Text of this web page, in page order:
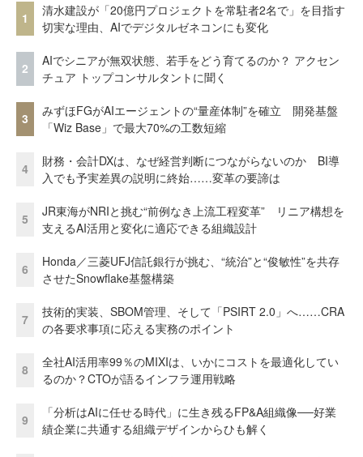
1
清水建設が「20億円プロジェクトを常駐者2名で」を目指す
切実な理由、AIでデジタルゼネコンにも変化
2
AIでシニアが無双状態、若手をどう育てるのか？ アクセン
チュア トップコンサルタントに聞く
3
みずほFGがAIエージェントの“量産体制”を確立 開発基盤
「Wiz Base」で最大70%の工数短縮
4
財務・会計DXは、なぜ経営判断につながらないのか BI導
入でも予実差異の説明に終始……変革の要諦は
5
JR東海がNRIと挑む“前例なき上流工程変革” リニア構想を
支えるAI活用と変化に適応できる組織設計
6
Honda／三菱UFJ信託銀行が挑む、“統治”と“俊敏性”を共存
させたSnowflake基盤構築
7
技術的実装、SBOM管理、そして「PSIRT 2.0」へ……CRA
の各要求事項に応える実務のポイント
8
全社AI活用率99％のMIXIは、いかにコストを最適化してい
るのか？CTOが語るインフラ運用戦略
9
「分析はAIに任せる時代」に生き残るFP&A組織像──好業
績企業に共通する組織デザインからひも解く